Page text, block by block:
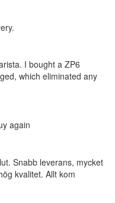
I bought a ZP6
which eliminated any
again
Snabb leverans, mycket
kvalitet. Allt kom